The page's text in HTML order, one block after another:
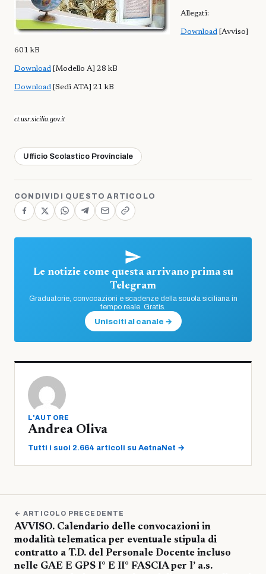
Allegati:
Download [Avviso]
601 kB
Download [Modello A] 28 kB
Download [Sedi ATA] 21 kB
ct.usr.sicilia.gov.it
Ufficio Scolastico Provinciale
CONDIVIDI QUESTO ARTICOLO
Le notizie come questa arrivano prima su
Telegram
Graduatorie, convocazioni e scadenze della scuola siciliana in
tempo reale. Gratis.
Unisciti al canale →
L'AUTORE
Andrea Oliva
Tutti i suoi 2.664 articoli su AetnaNet →
← ARTICOLO PRECEDENTE
AVVISO. Calendario delle convocazioni in
modalità telematica per eventuale stipula di
contratto a T.D. del Personale Docente incluso
nelle GAE E GPS I° E II° FASCIA per l’ a.s.